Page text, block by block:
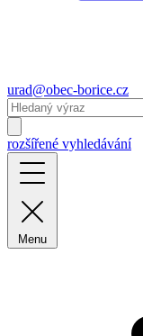
urad@obec-borice.cz
rozšířené vyhledávání
Menu